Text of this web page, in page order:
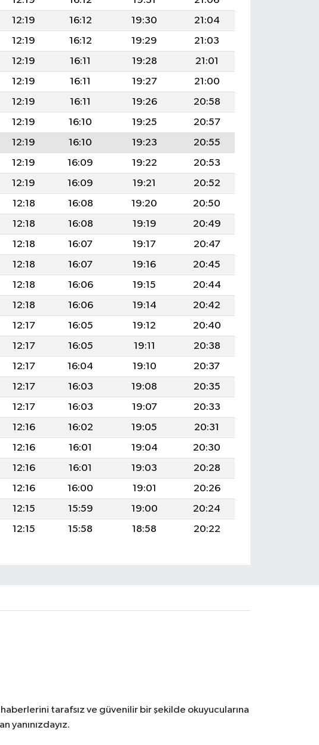
12:19 16:12 19:30
21:04
12:19 16:12 19:29
21:03
12:19 16:11 19:28
21:01
12:19 16:11 19:27
21:00
12:19 16:11 19:26
20:58
12:19 16:10 19:25
20:57
12:19 16:10 19:23
20:55
12:19 16:09 19:22
20:53
12:19 16:09 19:21
20:52
12:18 16:08 19:20
20:50
12:18 16:08 19:19
20:49
12:18 16:07 19:17
20:47
12:18 16:07 19:16
20:45
12:18 16:06 19:15
20:44
12:18 16:06 19:14
20:42
12:17 16:05 19:12
20:40
12:17 16:05 19:11
20:38
12:17 16:04 19:10
20:37
12:17 16:03 19:08
20:35
12:17 16:03 19:07
20:33
12:16 16:02 19:05
20:31
12:16 16:01 19:04
20:30
12:16 16:01 19:03
20:28
12:16 16:00 19:01
20:26
12:15 15:59 19:00
20:24
12:15 15:58 18:58 20:22
tarafsız ve güvenilir bir şekilde okuyucularına
yanınızdayız.